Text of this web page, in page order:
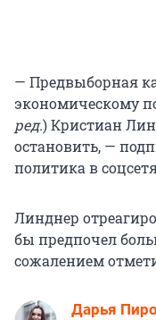
— Предвыборная
экономическому
ред.) Кристиан
остановить, —
политика в
Линднер
бы предпочел
сожалением
Дарья